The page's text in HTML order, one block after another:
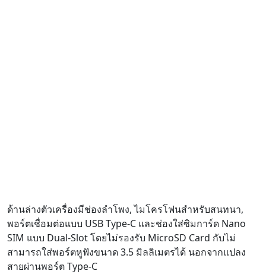
ด้านล่างตัวเครื่องมีช่องลำโพง, ไมโครโฟนสำหรับสนทนา,
พอร์ตเชื่อมต่อแบบ USB Type-C และช่องใส่ซิมการ์ด Nano
SIM แบบ Dual-Slot โดยไม่รองรับ MicroSD Card กับไม่
สามารถใส่พอร์ตหูฟังขนาด 3.5 มิลลิเมตรได้ นอกจากแปลง
สายผ่านพอร์ต Type-C